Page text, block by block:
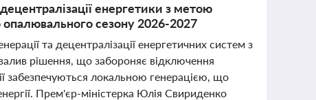
енергетики з метою
опалювального сезону 2026-2027
та децентралізації енергетичних систем з
рішення, що забороняє відключення
забезпечуються локальною генерацією, що
Прем'єр-міністерка Юлія Свириденко